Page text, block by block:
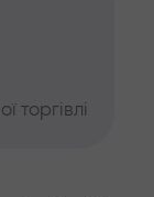
торгівлі